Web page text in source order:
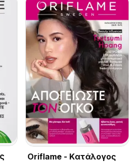
Oriflame - Kατάλογος